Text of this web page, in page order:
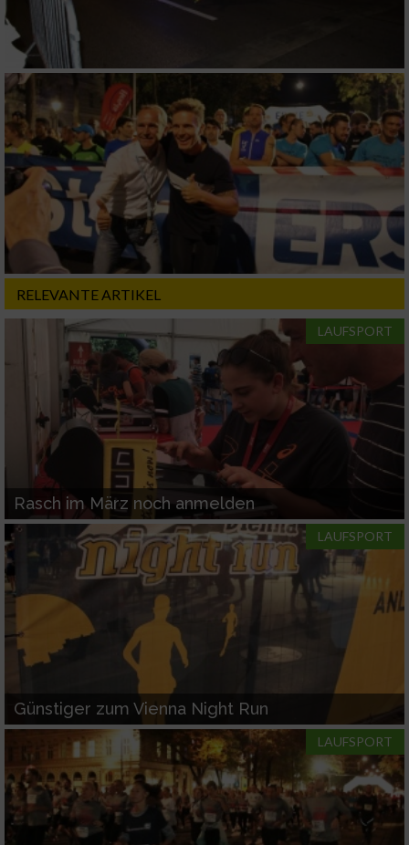
RELEVANTE ARTIKEL
LAUFSPORT
Rasch im März noch anmelden
LAUFSPORT
Günstiger zum Vienna Night Run
LAUFSPORT
Verwendung von Profilen zur Auswahl
personalisierter Inhalte
Messung der Werbeleistung
Messung der Performance von Inhalten
Analyse von Zielgruppen durch Statistiken
oder Kombinationen von Daten aus
verschiedenen Quellen
Entwicklung und Verbesserung der Angebote
Verwendung reduzierter Daten zur Auswahl
von Inhalten
IAB-Besonderheiten:
Verwendung genauer Standortdaten
Geräte anhand von aktiv angeforderten
Informationen identifizieren
Nicht-IAB-Verarbeitungszwecke:
Notwendig
Performance
Funktional